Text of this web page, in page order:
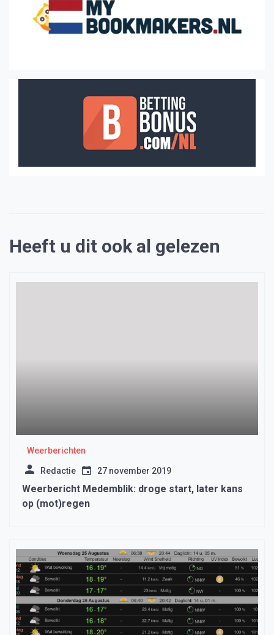
Heeft u dit ook al gelezen
Weerberichten
Redactie 27 november 2019
Weerbericht Medemblik: droge start, later kans
op (mot)regen